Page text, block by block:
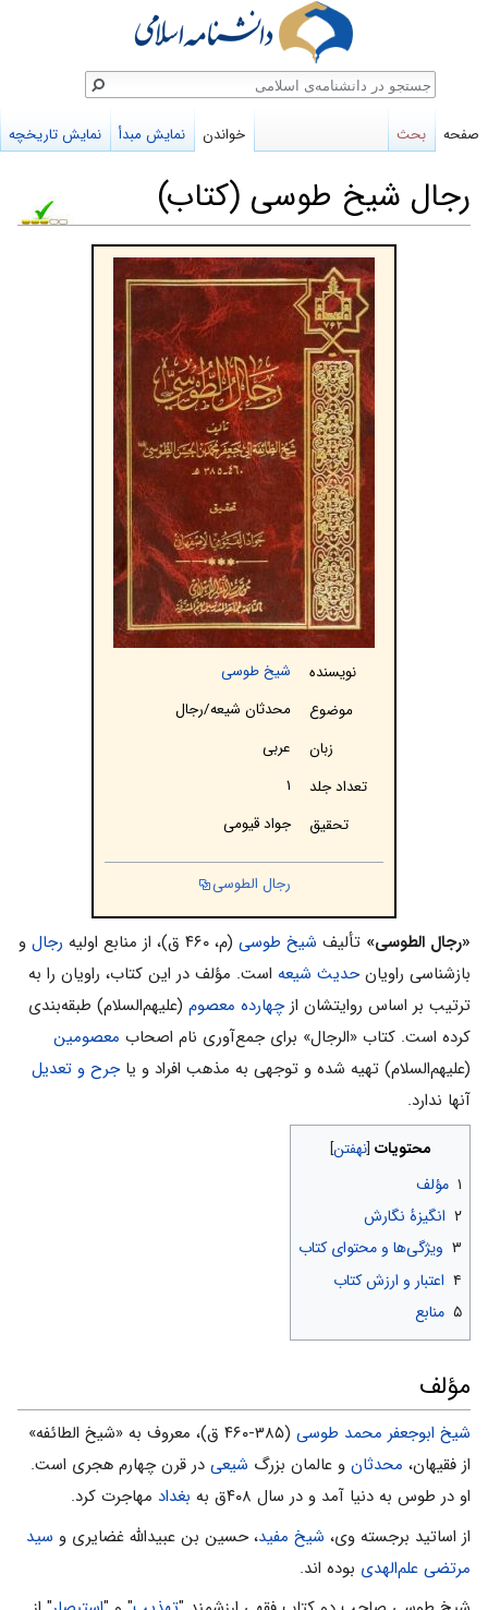
رجال شیخ طوسی (کتاب)
نویسنده
شیخ طوسی
موضوع
محدثان‌ شيعه‌/رجال
زبان
عربی
تعداد جلد
۱
تحقیق
جواد قیومی
رجال الطوسی
«رجال الطوسی» تألیف شیخ طوسی (م، ۴۶۰ ق)، از منابع اولیه رجال و
بازشناسی راویانحدیث شیعه است. مؤلف در این کتاب، راویان را به
ترتیب بر اساس روایتشان ازچهارده معصوم (علیهم‌السلام) طبقه‌بندی
کرده است. کتاب «الرجال» براى جمع‌آورى نام اصحاب معصومین
(علیهم‌السلام) تهیه شده و توجهى به مذهب افراد و یاجرح و تعدیل
آنها ندارد.
محتویات
۱ مؤلف
۲ انگیزۀ نگارش
۳ ویژگی‌ها و محتواى کتاب
۴ اعتبار و ارزش کتاب
۵ منابع
مؤلف
شیخ ابوجعفر محمد طوسی
(۳۸۵-۴۶۰ ق)، معروف به «شیخ الطائفه»
از فقیهان، محدثان و عالمان بزرگ شیعی در قرن چهارم هجری است.
او در طوس به دنیا آمد و در سال ۴۰۸ق به
بغداد مهاجرت کرد.
از اساتید برجسته وی، شیخ مفید، حسین بن عبیداللَّه غضایری و سید
مرتضی علم‌الهدی بوده اند.
صفحه بحث خواندن نمایش مبدأ نمایش تاریخچه
جستجو